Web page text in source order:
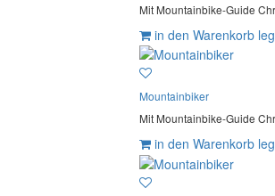
Mit Mountainbike-Guide
in den Warenkorb
Mountainbiker
Mit Mountainbike-Guide
in den Warenkorb